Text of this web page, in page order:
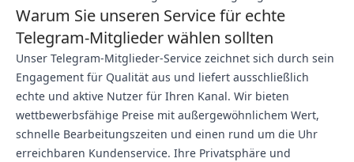
Warum Sie unseren Service für echte
Telegram-Mitglieder wählen sollten
Unser Telegram-Mitglieder-Service zeichnet sich durch sein
Engagement für Qualität aus und liefert ausschließlich
echte und aktive Nutzer für Ihren Kanal. Wir bieten
wettbewerbsfähige Preise mit außergewöhnlichem Wert,
schnelle Bearbeitungszeiten und einen rund um die Uhr
erreichbaren Kundenservice. Ihre Privatsphäre und